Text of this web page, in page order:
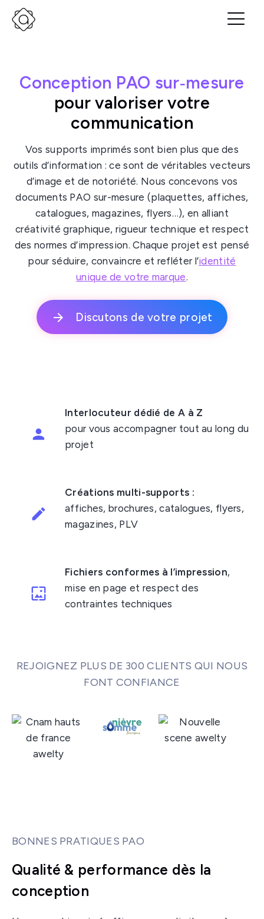
Conception PAO sur‑mesure
pour valoriser votre
communication
Vos supports imprimés sont bien plus que des
outils d’information : ce sont de véritables vecteurs
d’image et de notoriété. Nous concevons vos
documents PAO sur-mesure (plaquettes, affiches,
catalogues, magazines, flyers…), en alliant
créativité graphique, rigueur technique et respect
des normes d’impression. Chaque projet est pensé
pour séduire, convaincre et refléter l’identité
unique de votre marque.
Discutons de votre projet
Interlocuteur dédié de A à Z
pour vous accompagner tout au long du
projet
Créations multi-supports :
affiches, brochures, catalogues, flyers,
magazines, PLV
Fichiers conformes à l’impression,
mise en page et respect des
contraintes techniques
REJOIGNEZ PLUS DE 300 CLIENTS QUI NOUS
FONT CONFIANCE
BONNES PRATIQUES PAO
Qualité & performance dès la
conception